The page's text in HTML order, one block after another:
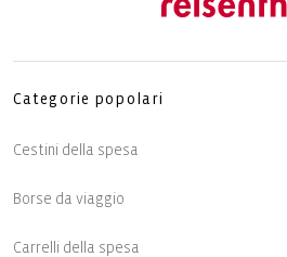
Categorie popolari
Cestini della spesa
Borse da viaggio
Carrelli della spesa